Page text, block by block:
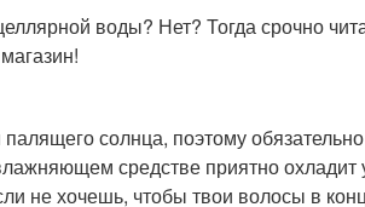
воды? Нет? Тогда срочно
солнца, поэтому
средстве приятно
не хочешь, чтобы твои волосы в